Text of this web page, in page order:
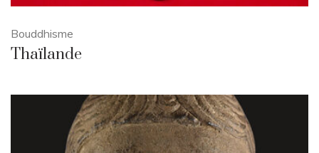
Bouddhisme
Thaïlande